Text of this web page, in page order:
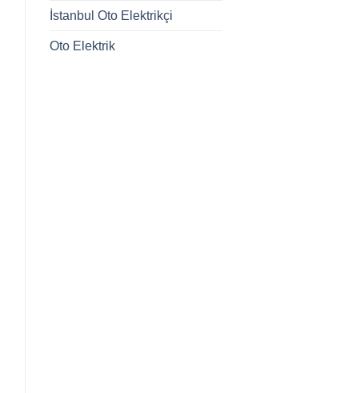
İstanbul Oto Elektrikçi
Oto Elektrik